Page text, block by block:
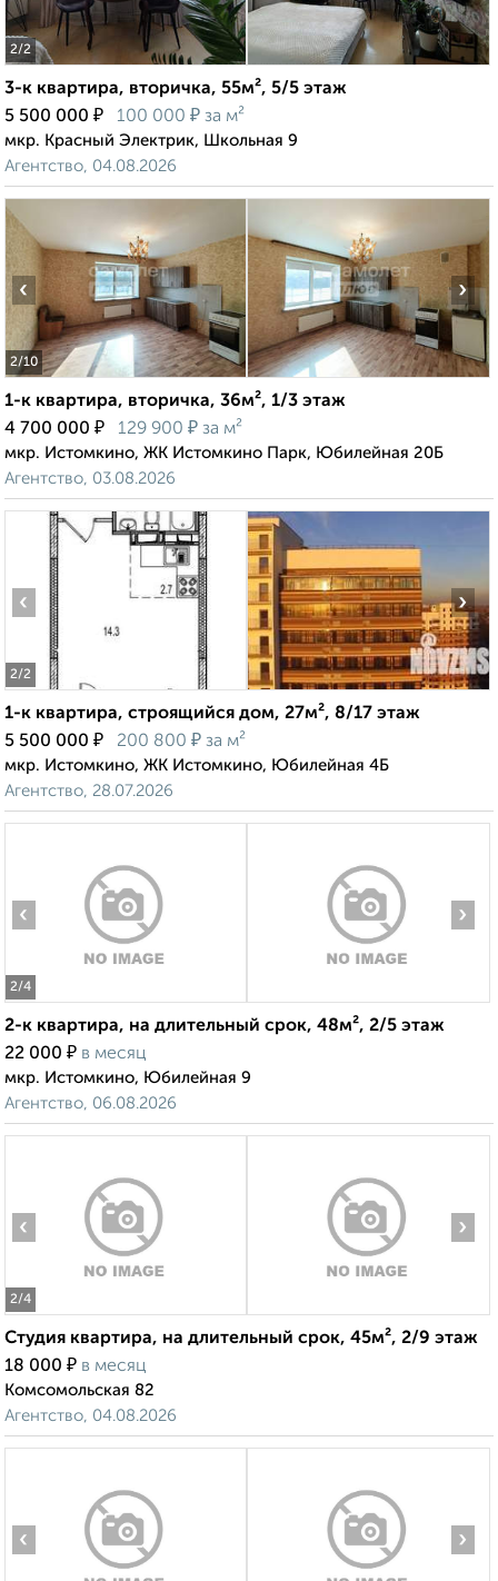
2/2
3-к квартира, вторичка, 55м², 5/5 этаж
5 500 000 ₽ 100 000 ₽ за м²
мкр. Красный Электрик, Школьная 9
Агентство, 04.08.2026
2/10
‹ ›
1-к квартира, вторичка, 36м², 1/3 этаж
4 700 000 ₽ 129 900 ₽ за м²
мкр. Истомкино, ЖК Истомкино Парк, Юбилейная 20Б
Агентство, 03.08.2026
2/2
‹ ›
1-к квартира, строящийся дом, 27м², 8/17 этаж
5 500 000 ₽ 200 800 ₽ за м²
мкр. Истомкино, ЖК Истомкино, Юбилейная 4Б
Агентство, 28.07.2026
2/4
‹ ›
2-к квартира, на длительный срок, 48м², 2/5 этаж
22 000 ₽ в месяц
мкр. Истомкино, Юбилейная 9
Агентство, 06.08.2026
2/4
‹ ›
Студия квартира, на длительный срок, 45м², 2/9 этаж
18 000 ₽ в месяц
Комсомольская 82
Агентство, 04.08.2026
‹ ›